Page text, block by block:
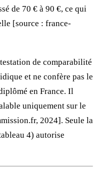
de 70 € à 90 €, ce qui
[source : france-
de comparabilité
et ne confère pas le
en France. Il
uniquement sur le
2024]. Seule la
4) autorise